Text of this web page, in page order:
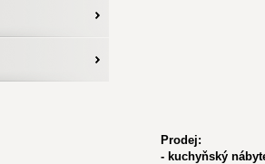
Prodej:
- kuchyňský